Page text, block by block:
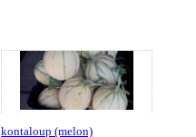
kontaloup (melon)